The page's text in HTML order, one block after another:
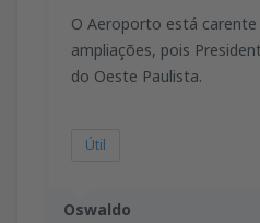
Oswaldo
O Aeroporto está
ampliações, pois
do Oeste Paulista.
Útil